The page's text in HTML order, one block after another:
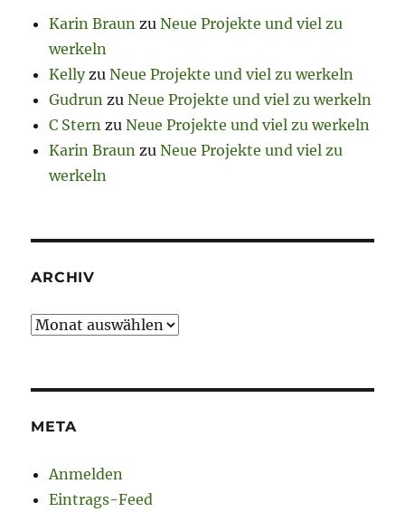
Karin Braun zuNeue Projekte und viel zu
werkeln
KellyzuNeue Projekte und viel zu werkeln
Gudrun zuNeue Projekte und viel zu werkeln
C Stern zuNeue Projekte und viel zu werkeln
Karin Braun zuNeue Projekte und viel zu
werkeln
ARCHIV
Archiv
META
Anmelden
Eintrags-Feed